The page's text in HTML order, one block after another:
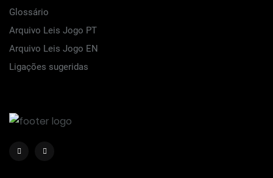
Glossário
Arquivo Leis Jogo PT
Arquivo Leis Jogo EN
Ligações sugeridas